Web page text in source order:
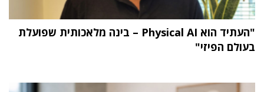
"העתיד הוא Physical AI – בינה מלאכותית שפועלת
בעולם הפיזי"